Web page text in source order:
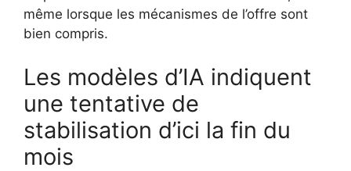
même lorsque les mécanismes de l’offre sont
bien compris.
Les modèles d’IA indiquent
une tentative de
stabilisation d’ici la fin du
mois